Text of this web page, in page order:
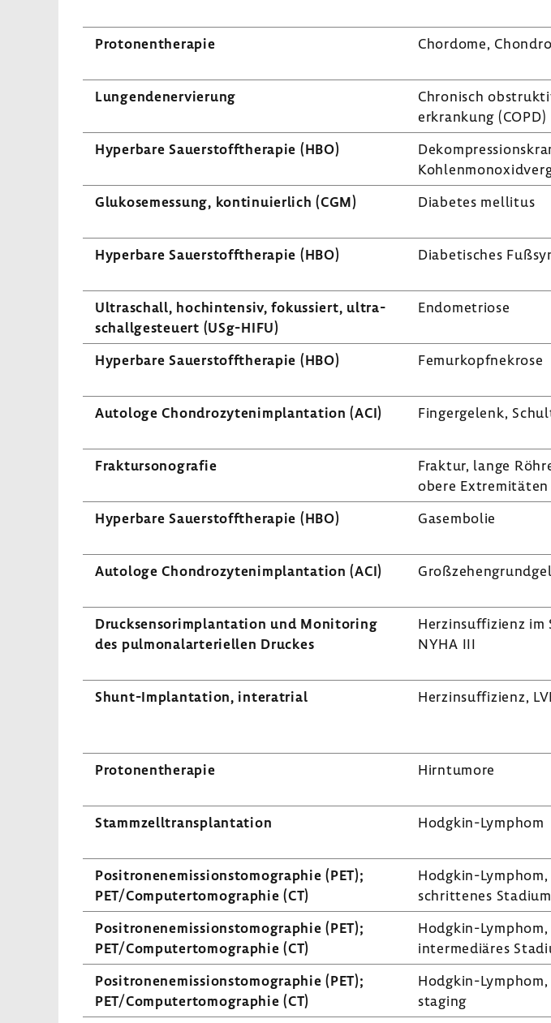
Proto­nen­the­rapie Chor­dome,
Lungen­de­ner­vie­rung
Chro­nisch
er­kran­kung (COPD)
Hyper­bare Sauer­stoff­the­rapie (HBO)
Gluko­se­mes­sung, konti­nu­ier­lich (CGM) Diabetes mellitus
Hyper­bare Sauer­stoff­the­rapie (HBO) Diabe­ti­sches
Ultra­schall, hoch­in­tensiv, fokus­siert, ultra­
schall­ge­steuert (USg-​HIFU)
Endo­me­triose
Hyper­bare Sauer­stoff­the­rapie (HBO) Femur­kopf­ne­krose
Auto­loge Chon­dro­zy­ten­im­plan­ta­tion (ACI) Finger­ge­lenk,
Frak­tur­so­no­grafie
Fraktur, lange
obere Extre­mi­täten
Hyper­bare Sauer­stoff­the­rapie (HBO) Gasem­bolie
Auto­loge Chon­dro­zy­ten­im­plan­ta­tion (ACI)
Druck­sen­sor­im­plan­ta­tion und Moni­to­ring
des pulmo­nal­arte­ri­ellen Druckes
Herz­in­suf­fi­zienz im
NYHA III
Shunt-​Implantation, inte­ra­trial Herz­in­suf­fi­zienz,
Proto­nen­the­rapie Hirn­tu­more
Stamm­zell­trans­plan­ta­tion Hodgkin-​Lymphom
Posi­tro­nen­emis­si­ons­to­mo­gra­phie (PET);
PET/Compu­ter­to­mo­gra­phie (CT)
Hodgkin-​
schrit­tenes Stadium
Posi­tro­nen­emis­si­ons­to­mo­gra­phie (PET);
PET/Compu­ter­to­mo­gra­phie (CT)
Hodgkin-​
inter­me­diäres
Posi­tro­nen­emis­si­ons­to­mo­gra­phie (PET);
PET/Compu­ter­to­mo­gra­phie (CT)
Hodgkin-​
staging